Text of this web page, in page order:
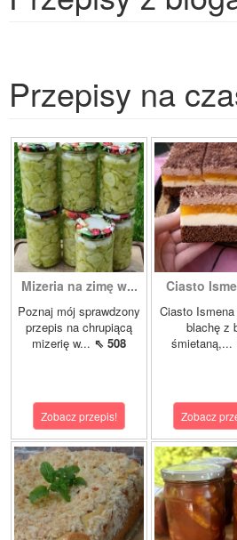
Przepisy na
Mizeria na zimę w...
Poznaj mój sprawdzony
przepis na chrupiącą
mizerię w... ⇖ 508
Zobacz przepis!
Ciasto
Ciasto
blachę z
śmietaną,...
Zobacz